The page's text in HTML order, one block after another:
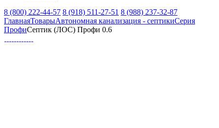
8 (800) 222-44-57 8 (918) 511-27-51 8 (988) 237-32-87
ГлавнаяТоварыАвтономная канализация - септикиСерия
ПрофиСептик (ЛОС) Профи 0.6